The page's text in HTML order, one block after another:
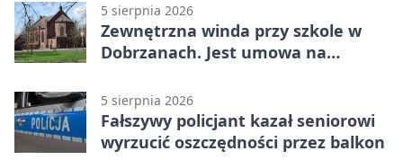
5 sierpnia 2026
Zewnętrzna winda przy szkole w
Dobrzanach. Jest umowa na
5 sierpnia 2026
Fałszywy policjant kazał seniorowi
wyrzucić oszczędności przez balkon